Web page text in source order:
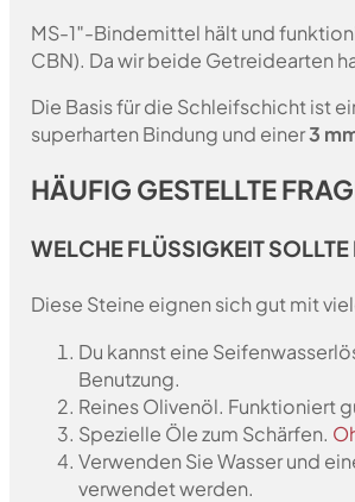
MS-1″-Bindemittel hält und
CBN). Da wir beide Getreidearten
Die Basis für die Schleifschicht ist
superharten Bindung und einer3
HÄUFIG GESTELLTE
WELCHE FLÜSSIGKEIT
Diese Steine eignen sich gut mit
Du kannst eine
Benutzung.
Reines Olivenöl. Funktioniert
Spezielle Öle zum Schärfen.
Verwenden Sie Wasser und
verwendet werden.